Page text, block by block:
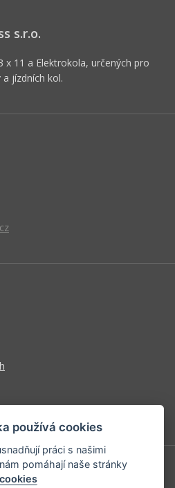
s.r.o.
x 11 a Elektrokola, určených pro
jízdních kol.
používá cookies
práci s našimi
pomáhají naše stránky